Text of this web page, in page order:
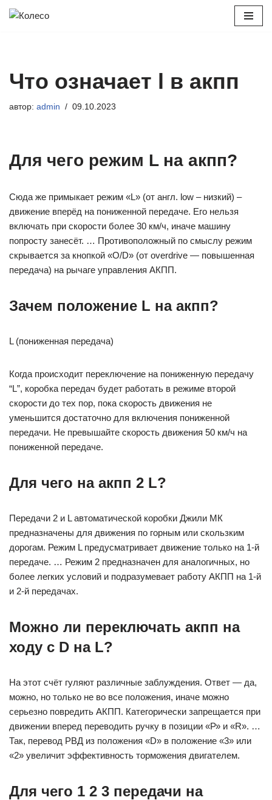
Что означает l в акпп
автор: admin 09.10.2023
Для чего режим L на акпп?
Сюда же примыкает режим «L» (от англ. low – низкий) –
движение вперёд на пониженной передаче. Его нельзя
включать при скорости более 30 км/ч, иначе машину
попросту занесёт. … Противоположный по смыслу режим
скрывается за кнопкой «O/D» (от overdrive — повышенная
передача) на рычаге управления АКПП.
Зачем положение L на акпп?
L (пониженная передача)
Когда происходит переключение на пониженную передачу
“L”, коробка передач будет работать в режиме второй
скорости до тех пор, пока скорость движения не
уменьшится достаточно для включения пониженной
передачи. Не превышайте скорость движения 50 км/ч на
пониженной передаче.
Для чего на акпп 2 L?
Передачи 2 и L автоматической коробки Джили МК
предназначены для движения по горным или скользким
дорогам. Режим L предусматривает движение только на 1-й
передаче. … Режим 2 предназначен для аналогичных, но
более легких условий и подразумевает работу АКПП на 1-й
и 2-й передачах.
Можно ли переключать акпп на
ходу с D на L?
На этот счёт гуляют различные заблуждения. Ответ — да,
можно, но только не во все положения, иначе можно
серьезно повредить АКПП. Категорически запрещается при
движении вперед переводить ручку в позиции «Р» и «R». …
Так, перевод РВД из положения «D» в положение «3» или
«2» увеличит эффективность торможения двигателем.
Для чего 1 2 3 передачи на